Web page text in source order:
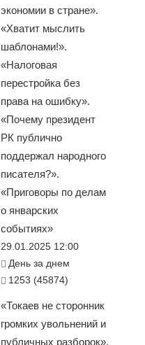
экономии в стране».
«Хватит мыслить
шаблонами!».
«Налоговая
перестройка без
права на ошибку».
«Почему президент
РК публично
поддержал народного
писателя?».
«Приговоры по делам
о январских
событиях»
29.01.2025 12:00
День за днем
1253 (45874)
«Токаев не сторонник
громких увольнений и
публичных разборок».